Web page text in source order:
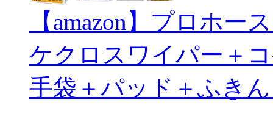
【amazon】プロホ
ケクロスワイパー＋
手袋＋パッド＋ふき